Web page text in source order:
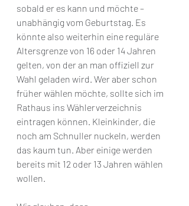
sobald er es kann und möchte –
unabhängig vom Geburtstag. Es
könnte also weiterhin eine reguläre
Altersgrenze von 16 oder 14 Jahren
gelten, von der an man offiziell zur
Wahl geladen wird. Wer aber schon
früher wählen möchte, sollte sich im
Rathaus ins Wählerverzeichnis
eintragen können. Kleinkinder, die
noch am Schnuller nuckeln, werden
das kaum tun. Aber einige werden
bereits mit 12 oder 13 Jahren wählen
wollen.